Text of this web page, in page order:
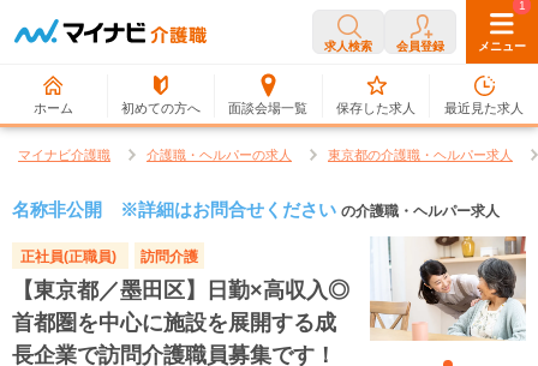
求人検索 会員登録 メニュー
ホーム 初めての方へ 面談会場一覧
0
保存した求人
1
最近見た求人
マイナビ介護職 介護職・ヘルパーの求人 東京都の介護職・ヘルパー求人
名称非公開 ※詳細はお問合せください の介護職・ヘルパー求人
正社員(正職員) 訪問介護
【東京都／墨田区】日勤×高収入◎
首都圏を中心に施設を展開する成
長企業で訪問介護職員募集です！